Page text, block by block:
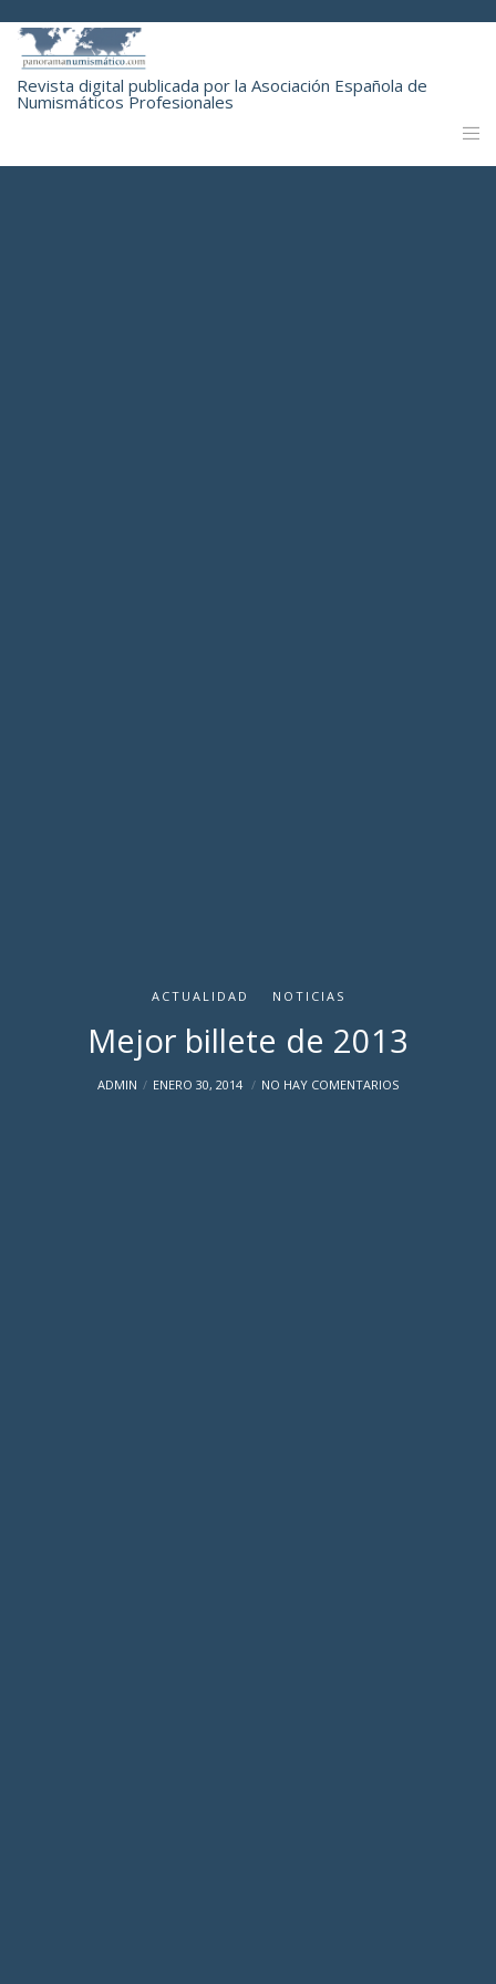
Revista digital publicada por la Asociación Española de
Numismáticos Profesionales
ACTUALIDAD NOTICIAS
Mejor billete de 2013
ADMIN ENERO 30, 2014 NO HAY COMENTARIOS